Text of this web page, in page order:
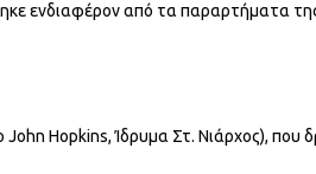
ενδιαφέρον από τα παραρτήματα
Hopkins, Ίδρυμα Στ. Νιάρχος), που